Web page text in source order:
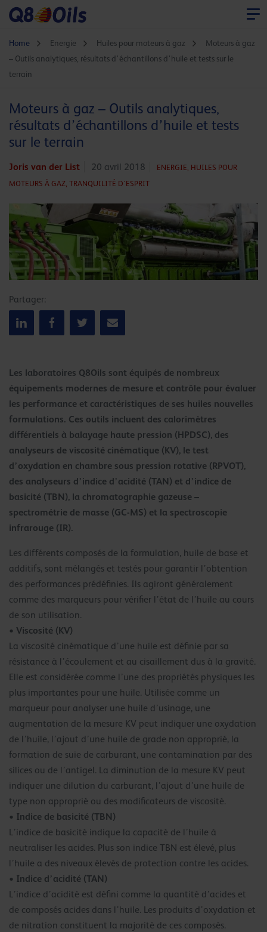
Home Energie Huiles pour moteurs à gaz
Moteurs à gaz
– Outils analytiques, résultats d’échantillons d’huile et tests sur le
terrain
Moteurs à gaz – Outils analytiques,
résultats d’échantillons d’huile et tests
sur le terrain
Joris van der List 20 avril 2018 ENERGIE, HUILES POUR
MOTEURS À GAZ, TRANQUILITÉ D'ESPRIT
Partager:
Les laboratoires Q8Oils sont équipés de nombreux
équipements modernes de mesure et contrôle pour évaluer
les performance et caractéristiques de ses huiles nouvelles
formulations. Ces outils incluent des calorimètres
différentiels à balayage haute pression (HPDSC), des
analyseurs de viscosité cinématique (KV), le test
d’oxydation en chambre sous pression rotative (RPVOT),
des analyseurs d’indice d’acidité (TAN) et d’indice de
basicité (TBN), la chromatographie gazeuse –
spectrométrie de masse (GC-MS) et la spectroscopie
infrarouge (IR).
Les différents composés de la formulation, huile de base et
additifs, sont mélangés et testés pour garantir l’obtention
des performances prédéfinies. Ils agiront généralement
comme des marqueurs pour vérifier l’état de l’huile au cours
de son utilisation.
• Viscosité (KV)
La viscosité cinématique d’une huile est définie par sa
résistance à l’écoulement et au cisaillement dus à la gravité.
Elle est considérée comme l’une des propriétés physiques les
plus importantes pour une huile. Utilisée comme un
marqueur pour analyser une huile d’usinage, une
augmentation de la mesure KV peut indiquer une oxydation
de l’huile, l’ajout d’une huile de grade non approprié, la
formation de suie de carburant, une contamination par des
silices ou de l’antigel. La diminution de la mesure KV peut
indiquer une dilution du carburant, l’ajout d’une huile de
type non approprié ou des modificateurs de viscosité.
• Indice de basicité (TBN)
L’indice de basicité indique la capacité de l’huile à
neutraliser les acides. Plus son indice TBN est élevé, plus
l’huile a des niveaux élevés de protection contre les acides.
• Indice d’acidité (TAN)
L’indice d’acidité est défini comme la quantité d’acides et
de composés acides dans l’huile. Les produits d’oxydation et
de nitration constituent la majorité de ces composés.